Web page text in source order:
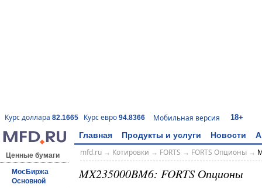
Курс доллара 82.1665 Курс евро 94.8366 Мобильная версия 18+
Главная Продукты и услуги Новости
Ценные бумаги
МосБиржа
Основной
mfd.ru→ Котировки → FORTS → FORTS Опционы→
MX235000BM6: FORTS Опционы